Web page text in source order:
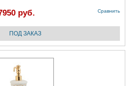
руб. Сравнить